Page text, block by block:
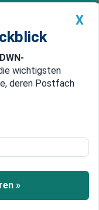
Premium
China
kann
auslösen
Syrien nach
X
DWN-
wichtigsten
deren Postfach
»